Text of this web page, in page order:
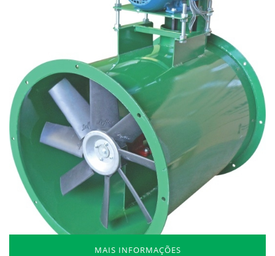
MAIS INFORMAÇÕES